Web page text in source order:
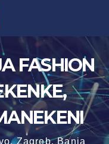
FASHION
Zagreb, Banja